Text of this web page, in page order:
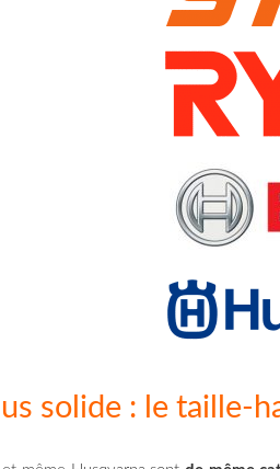
solide : le taille-